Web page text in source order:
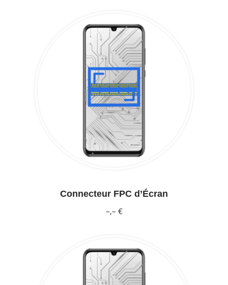
Connecteur FPC d’Écran
–,– €